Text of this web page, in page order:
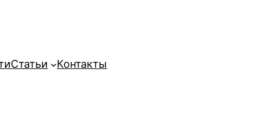
Статьи Контакты